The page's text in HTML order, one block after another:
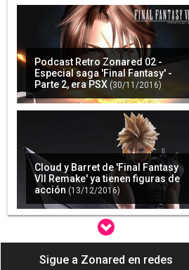
Podcast Retro Zonared 02 -
Especial saga 'Final Fantasy' -
Parte 2, era PSX (30/11/2016)
Cloud y Barret de 'Final Fantasy
VII Remake' ya tienen figuras de
acción (13/12/2016)
'Final Fantasy' empezará la
Sigue a Zonared en redes